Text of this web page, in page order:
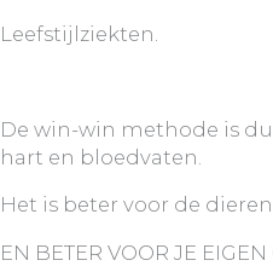
Leefstijlziekten.
De win-win methode is
hart en bloedvaten.
Het is beter voor de
EN BETER VOOR JE